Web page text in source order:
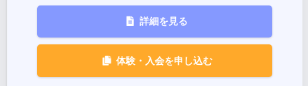
詳細を見る
体験・入会を申し込む